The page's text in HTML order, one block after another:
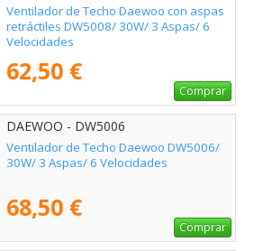
Ventilador de Techo Daewoo con aspas
retráctiles DW5008/ 30W/ 3 Aspas/ 6
Velocidades
62,50 €
Comprar
DAEWOO - DW5006
Ventilador de Techo Daewoo DW5006/
30W/ 3 Aspas/ 6 Velocidades
68,50 €
Comprar